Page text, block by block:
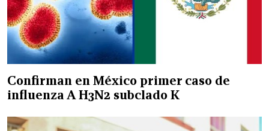
Confirman en México primer caso de
influenza A H3N2 subclado K